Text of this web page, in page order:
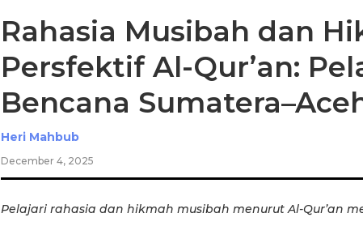
Rahasia Musibah dan
Persfektif Al-Qur’an:
Bencana
Heri Mahbub
December 4, 2025
Pelajari rahasia dan hikmah musibah menurut Al-Qur’an